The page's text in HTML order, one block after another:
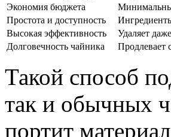
Экономия бюджета
Простота и доступность
Высокая эффективность
Удаляет
Долговечность чайника
Продлевает
Такой способ
так и обычных
портит